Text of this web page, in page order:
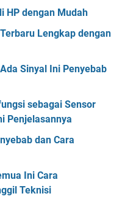
HP dengan Mudah
Lengkap dengan
Sinyal Ini Penyebab
sebagai Sensor
Penjelasannya
dan Cara
Ini Cara
Teknisi